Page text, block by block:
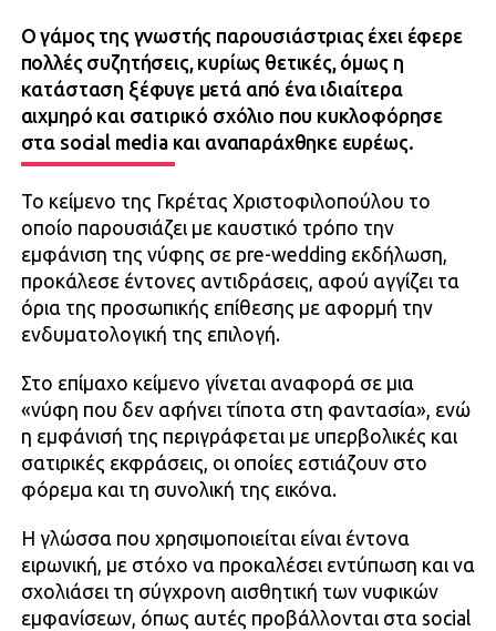
Ο γάμος της γνωστής παρουσιάστριας έχει έφερε
πολλές συζητήσεις, κυρίως θετικές, όμως η
κατάσταση ξέφυγε μετά από ένα ιδιαίτερα
αιχμηρό και σατιρικό σχόλιο που κυκλοφόρησε
στα social media και αναπαράχθηκε ευρέως.
Το κείμενο της Γκρέτας Χριστοφιλοπούλου το
οποίο παρουσιάζει με καυστικό τρόπο την
εμφάνιση της νύφης σε pre-wedding εκδήλωση,
προκάλεσε έντονες αντιδράσεις, αφού αγγίζει τα
όρια της προσωπικής επίθεσης με αφορμή την
ενδυματολογική της επιλογή.
Στο επίμαχο κείμενο γίνεται αναφορά σε μια
«νύφη που δεν αφήνει τίποτα στη φαντασία», ενώ
η εμφάνισή της περιγράφεται με υπερβολικές και
σατιρικές εκφράσεις, οι οποίες εστιάζουν στο
φόρεμα και τη συνολική της εικόνα.
Η γλώσσα που χρησιμοποιείται είναι έντονα
ειρωνική, με στόχο να προκαλέσει εντύπωση και να
σχολιάσει τη σύγχρονη αισθητική των νυφικών
εμφανίσεων, όπως αυτές προβάλλονται στα social